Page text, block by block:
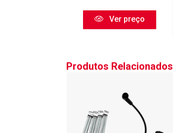
Ver preço
Produtos Relacionados